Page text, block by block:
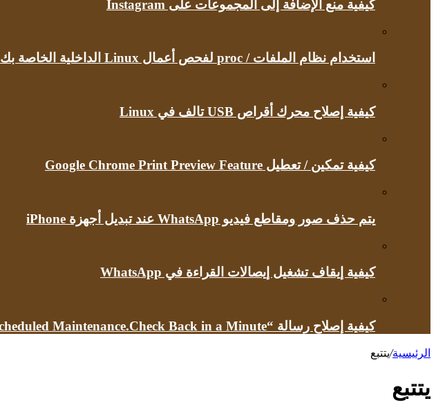
كيفية منع الإضافة إلى المجموعات على Instagram
استخدام نظام الملفات / proc لفحص أعمال Linux الداخلية الخاصة بك
كيفية إصلاح محرك أقراص USB تالف في Linux
كيفية تمكين / تعطيل Google Chrome Print Preview Feature
يتم حذف صور ومقاطع فيديو WhatsApp عند تبديل أجهزة iPhone
كيفية إيقاف تشغيل إيصالات القراءة في WhatsApp
كيفية إصلاح رسالة “Briefly Unavailable for Scheduled Maintenance.Check Back in a Minute” في ووردبريس
الرئيسية/يتتبع
يتتبع